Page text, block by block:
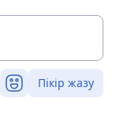
Пікір жазу